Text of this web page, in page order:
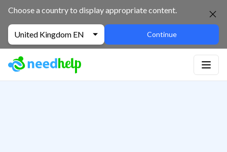
Choose a country to display appropriate content.
United Kingdom EN Continue